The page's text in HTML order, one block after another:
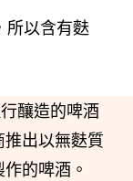
所以含有麩
釀造的啤酒
出以無麩質
的啤酒。